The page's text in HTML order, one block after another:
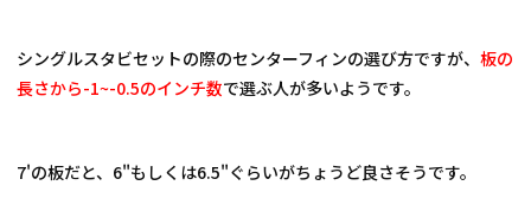
シングルスタビセットの際のセンターフィンの選び方ですが、板の
長さから-1~-0.5のインチ数で選ぶ人が多いようです。
7'の板だと、6"もしくは6.5"ぐらいがちょうど良さそうです。